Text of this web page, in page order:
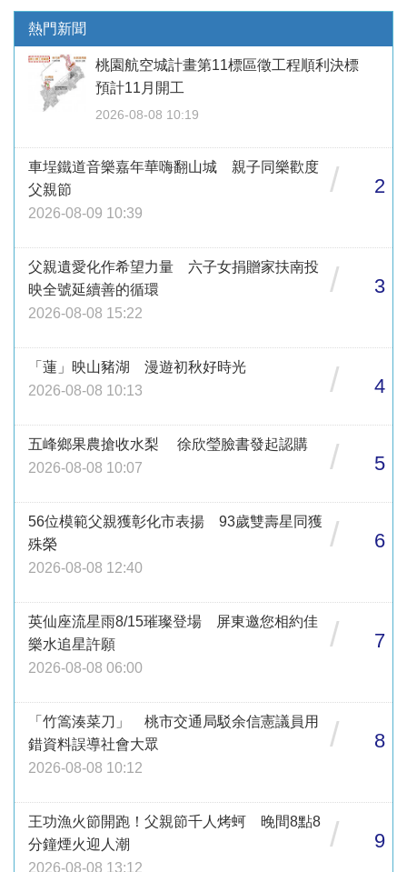
熱門新聞
桃園航空城計畫第11標區徵工程順利決標
預計11月開工
2026-08-08 10:19
車埕鐵道音樂嘉年華嗨翻山城 親子同樂歡度
父親節
2026-08-09 10:39
/ 2
父親遺愛化作希望力量 六子女捐贈家扶南投
映全號延續善的循環
2026-08-08 15:22
/ 3
「蓮」映山豬湖 漫遊初秋好時光
2026-08-08 10:13
/ 4
五峰鄉果農搶收水梨 徐欣瑩臉書發起認購
2026-08-08 10:07
/ 5
56位模範父親獲彰化市表揚 93歲雙壽星同獲
殊榮
2026-08-08 12:40
/ 6
英仙座流星雨8/15璀璨登場 屏東邀您相約佳
樂水追星許願
2026-08-08 06:00
/ 7
「竹篙湊菜刀」 桃市交通局駁余信憲議員用
錯資料誤導社會大眾
2026-08-08 10:12
/ 8
王功漁火節開跑！父親節千人烤蚵 晚間8點8
分鐘煙火迎人潮
2026-08-08 13:12
/ 9